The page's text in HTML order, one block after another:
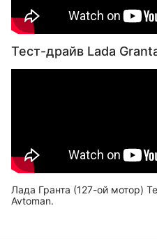
Тест-драйв Lada
Лада Гранта (127-ой мотор)
Avtoman.